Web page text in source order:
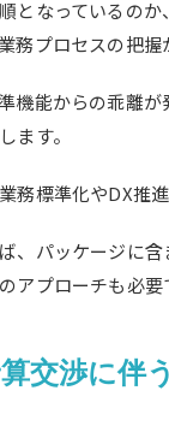
となっているの
務プロセスの把
機能からの乖離
ます。
務標準化やDX推
、パッケージに
アプローチも必要
交渉に伴